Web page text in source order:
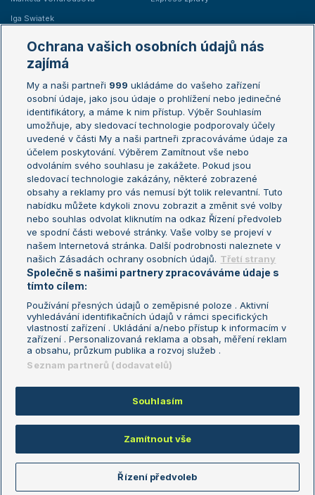
Iga Swiatek
Žebříčky
Žebříček ATP (muži)
Žebříček WTA (ženy)
Sázkařský žebříček
Australian Open
French Open
Wimbledon
US Open
Turnaj mistrů
Turnaj mistryň
Aktualní trendy
Fotbalové přestupy
Livesport Daily
LS Prague Open
Podmínky užití
Nastavení soukromí
GDPR a žurnalistika
Reklama
Kontakt
Informace o zpracování osobních
údajů
Copyright © 2008-2026 TenisPortal.cz. Využíváme zpravodajství ČTK.
Ochrana vašich osobních údajů nás
zajímá
My a naši partneři 999 ukládáme do vašeho zařízení
osobní údaje, jako jsou údaje o prohlížení nebo jedinečné
identifikátory, a máme k nim přístup. Výběr Souhlasím
umožňuje, aby sledovací technologie podporovaly účely
uvedené v části My a naši partneři zpracováváme údaje za
účelem poskytování. Výběrem Zamítnout vše nebo
odvoláním svého souhlasu je zakážete. Pokud jsou
sledovací technologie zakázány, některé zobrazené
obsahy a reklamy pro vás nemusí být tolik relevantní. Tuto
nabídku můžete kdykoli znovu zobrazit a změnit své volby
nebo souhlas odvolat kliknutím na odkaz Řízení předvoleb
ve spodní části webové stránky. Vaše volby se projeví v
našem Internetová stránka. Další podrobnosti naleznete v
našich Zásadách ochrany osobních údajů. Třetí strany
Společně s našimi partnery zpracováváme údaje s
tímto cílem:
Používání přesných údajů o zeměpisné poloze . Aktivní
vyhledávání identifikačních údajů v rámci specifických
vlastností zařízení . Ukládání a/nebo přístup k informacím v
zařízení . Personalizovaná reklama a obsah, měření reklam
a obsahu, průzkum publika a rozvoj služeb .
Seznam partnerů (dodavatelů)
Souhlasím
Zamítnout vše
Řízení předvoleb